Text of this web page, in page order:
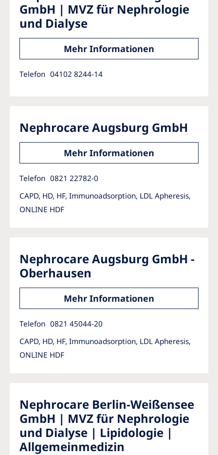
GmbH | MVZ für Nephrologie
und Dialyse
Mehr Informationen
Telefon 04102 8244-14
Nephrocare Augsburg GmbH
Mehr Informationen
Telefon 0821 22782-0
CAPD, HD, HF, Immunoadsorption, LDL Apheresis,
ONLINE HDF
Nephrocare Augsburg GmbH -
Oberhausen
Mehr Informationen
Telefon 0821 45044-20
CAPD, HD, HF, Immunoadsorption, LDL Apheresis,
ONLINE HDF
Nephrocare Berlin-Weißensee
GmbH | MVZ für Nephrologie
und Dialyse | Lipidologie |
Allgemeinmedizin